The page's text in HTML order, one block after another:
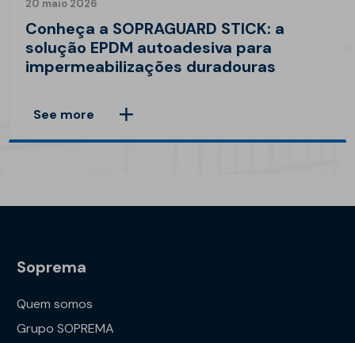
20 maio 2026
Conheça a SOPRAGUARD STICK: a
solução EPDM autoadesiva para
impermeabilizações duradouras
See more
Soprema
Quem somos
Grupo SOPREMA